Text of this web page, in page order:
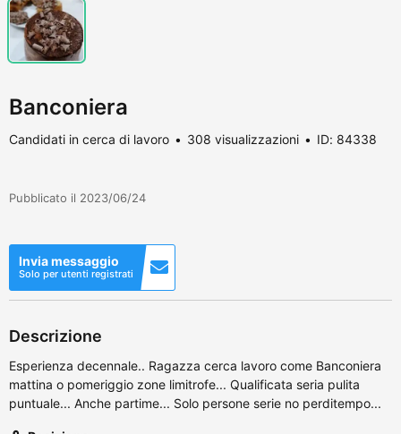
Banconiera
Candidati in cerca di lavoro 308 visualizzazioni ID: 84338
Pubblicato il 2023/06/24
Invia messaggio
Solo per utenti registrati
Descrizione
Esperienza decennale.. Ragazza cerca lavoro come Banconiera
mattina o pomeriggio zone limitrofe... Qualificata seria pulita
puntuale... Anche partime... Solo persone serie no perditempo...